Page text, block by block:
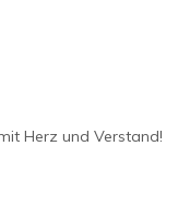
Herz und Verstand!